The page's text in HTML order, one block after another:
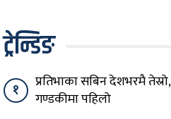
ट्रेन्डिङ
१
प्रतिभाका सबिन देशभरमै तेस्रो,
गण्डकीमा पहिलो